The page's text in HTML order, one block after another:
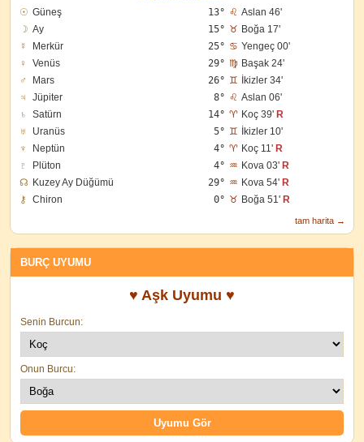
☉ Güneş 13° ♌ Aslan 46'
☽ Ay 15° ♉ Boğa 17'
☿
Merkür 25° ♋ Yengeç 00'
♀
Venüs 29° ♍ Başak 24'
♂
Mars 26° ♊
İkizler 34'
♃
Jüpiter 8° ♌ Aslan 06'
♄
Satürn 14° ♈ Koç 39' R
♅
Uranüs 5° ♊
İkizler 10'
♆
Neptün 4° ♈ Koç 11' R
♇
Plüton 4° ♒ Kova 03' R
☊ Kuzey Ay Düğümü 29° ♒ Kova 54' R
⚷
Chiron 0° ♉ Boğa 51' R
tam harita →
BURÇ UYUMU
♥ Aşk Uyumu ♥
Senin Burcun:
Onun Burcu: